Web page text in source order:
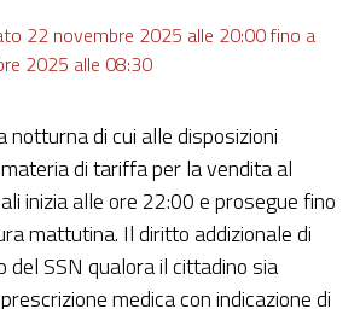
2025 alle 08:30
notturna di cui alle disposizioni
di tariffa per la vendita al
inizia alle ore 22:00 e prosegue fino
mattutina. Il diritto addizionale di
del SSN qualora il cittadino sia
medica con indicazione di